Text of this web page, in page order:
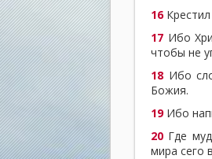
16
17 Ибо
чтобы не
18 Ибо
Божия.
19Ибо
20 Где
мира сего